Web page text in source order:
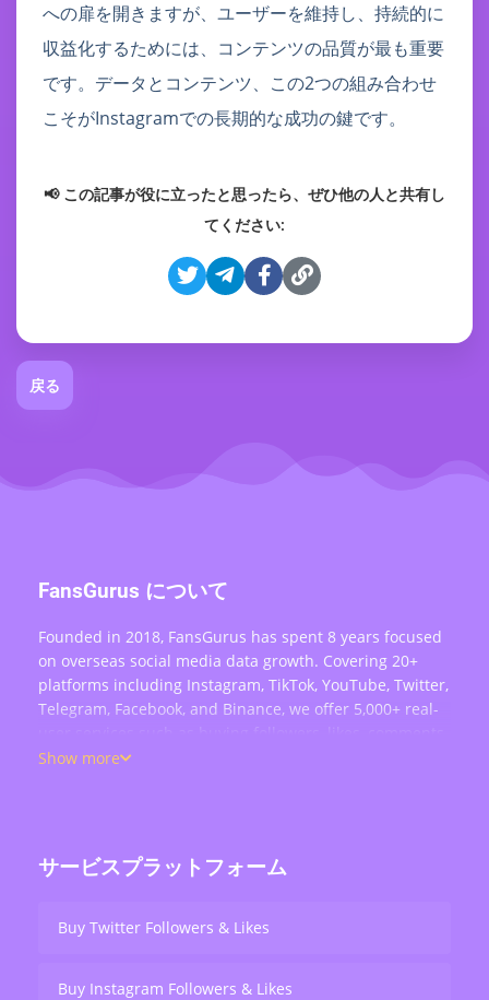
への扉を開きますが、ユーザーを維持し、持続的に
収益化するためには、コンテンツの品質が最も重要
です。データとコンテンツ、この2つの組み合わせ
こそがInstagramでの長期的な成功の鍵です。
📢 この記事が役に立ったと思ったら、ぜひ他の人と共有し
てください:
戻る
FansGurus について
Founded in 2018, FansGurus has spent 8 years focused
on overseas social media data growth. Covering 20+
platforms including Instagram, TikTok, YouTube, Twitter,
Telegram, Facebook, and Binance, we offer 5,000+ real-
views, retweets, and live stream engagement — serving
Show more
サービスプラットフォーム
Buy Twitter Followers & Likes
Buy Instagram Followers & Likes